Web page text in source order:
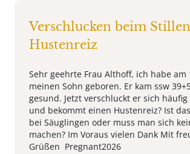
Verschlucken beim
Hustenreiz
Sehr geehrte Frau Althoff, ich habe am
meinen Sohn geboren. Er kam ssw
gesund. Jetzt verschluckt er sich
und bekommt einen Hustenreiz? Ist
bei Säuglingen oder muss man sich
machen? Im Voraus vielen Dank Mit
Grüßen Pregnant2026